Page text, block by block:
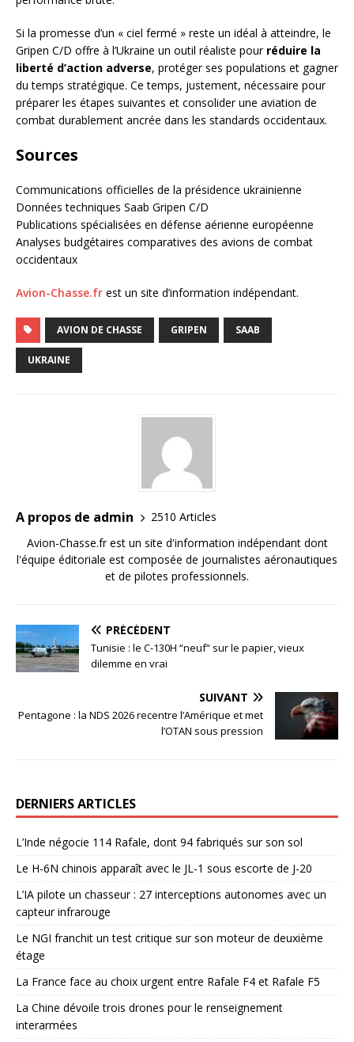
Si la promesse d’un « ciel fermé » reste un idéal à atteindre, le
Gripen C/D offre à l’Ukraine un outil réaliste pour réduire la
liberté d’action adverse, protéger ses populations et gagner
du temps stratégique. Ce temps, justement, nécessaire pour
préparer les étapes suivantes et consolider une aviation de
combat durablement ancrée dans les standards occidentaux.
Sources
Communications officielles de la présidence ukrainienne
Données techniques Saab Gripen C/D
Publications spécialisées en défense aérienne européenne
Analyses budgétaires comparatives des avions de combat
occidentaux
Avion-Chasse.fr est un site d’information indépendant.
AVION DE CHASSE GRIPEN SAAB
UKRAINE
A propos de admin
2510 Articles
Avion-Chasse.fr est un site d'information indépendant dont
l'équipe éditoriale est composée de journalistes aéronautiques
et de pilotes professionnels.
PRÉCÉDENT
Tunisie : le C-130H “neuf” sur le papier, vieux
dilemme en vrai
SUIVANT
Pentagone : la NDS 2026 recentre l’Amérique et met
l’OTAN sous pression
DERNIERS ARTICLES
L’Inde négocie 114 Rafale, dont 94 fabriqués sur son sol
Le H-6N chinois apparaît avec le JL-1 sous escorte de J-20
L’IA pilote un chasseur : 27 interceptions autonomes avec un
capteur infrarouge
Le NGI franchit un test critique sur son moteur de deuxième
étage
La France face au choix urgent entre Rafale F4 et Rafale F5
La Chine dévoile trois drones pour le renseignement
interarmées